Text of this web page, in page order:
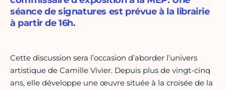
séance de signatures est prévue à la librairie
à partir de 16h.
Cette discussion sera l’occasion d’aborder l’univers
artistique de Camille Vivier. Depuis plus de vingt-cinq
ans, elle développe une œuvre située à la croisée de la